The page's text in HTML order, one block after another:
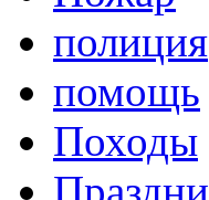
полиция
помощь
Походы